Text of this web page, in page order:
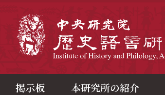
掲示板 本研究所の紹介